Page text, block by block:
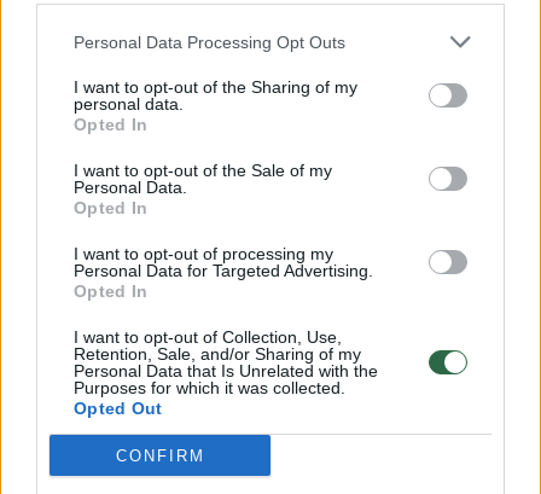
Personal Data Processing Opt Outs
I want to opt-out of the Sharing of my
personal data.
Opted In
I want to opt-out of the Sale of my
Personal Data.
Opted In
I want to opt-out of processing my
Personal Data for Targeted Advertising.
Opted In
I want to opt-out of Collection, Use,
Retention, Sale, and/or Sharing of my
Personal Data that Is Unrelated with the
Purposes for which it was collected.
Opted Out
CONFIRM
Daugiau nuotraukų (9)
Margučių margintojų šventė.
Rengėjų nuotr.
Pasak V. Benkunskienės, margučių raštai
liejasi patys, kiekvienas margutis – su savo
aura, o dovanoti pačios dekoruotą kiaušinį –